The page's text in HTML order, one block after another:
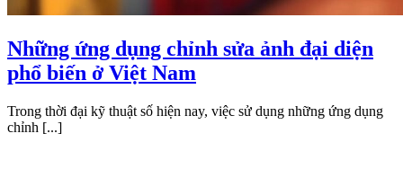
Những ứng dụng chỉnh sửa ảnh đại diện
phổ biến ở Việt Nam
Trong thời đại kỹ thuật số hiện nay, việc sử dụng những ứng dụng
chỉnh [...]